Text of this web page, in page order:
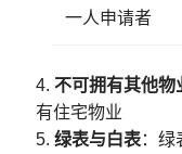
一人申请者
不可拥有其他物
有住宅物业
绿表与白表：绿